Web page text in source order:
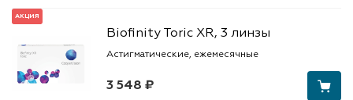
АКЦИЯ
3 548 ₽
Biofinity Toric XR, 3 линзы
Астигматические, ежемесячные